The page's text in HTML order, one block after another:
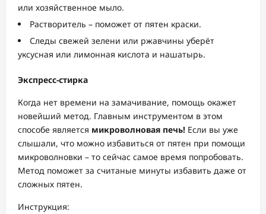
или хозяйственное мыло.
Растворитель – поможет от пятен краски.
Следы свежей зелени или ржавчины уберёт
уксусная или лимонная кислота и нашатырь.
Экспресс-стирка
Когда нет времени на замачивание, помощь окажет
новейший метод. Главным инструментом в этом
способе является микроволновая печь! Если вы уже
слышали, что можно избавиться от пятен при помощи
микроволновки – то сейчас самое время попробовать.
Метод поможет за считаные минуты избавить даже от
сложных пятен.
Инструкция: